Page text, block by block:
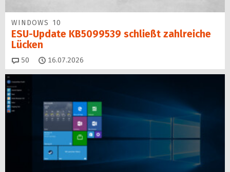
WINDOWS 10
ESU-Update KB5099539 schließt zahlreiche
Lücken
50 Kommentare
16.07.2026